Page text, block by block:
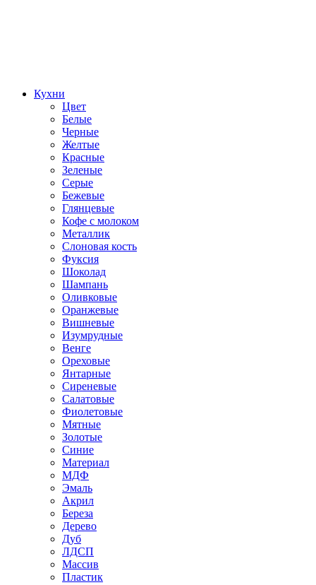
Кухни
Цвет
Белые
Черные
Желтые
Красные
Зеленые
Серые
Бежевые
Глянцевые
Кофе с молоком
Металлик
Слоновая кость
Фуксия
Шоколад
Шампань
Оливковые
Оранжевые
Вишневые
Изумрудные
Венге
Ореховые
Янтарные
Сиреневые
Салатовые
Фиолетовые
Мятные
Золотые
Синие
Материал
МДФ
Эмаль
Акрил
Береза
Дерево
Дуб
ЛДСП
Массив
Пластик